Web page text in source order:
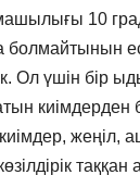
10
Ол үшін бір